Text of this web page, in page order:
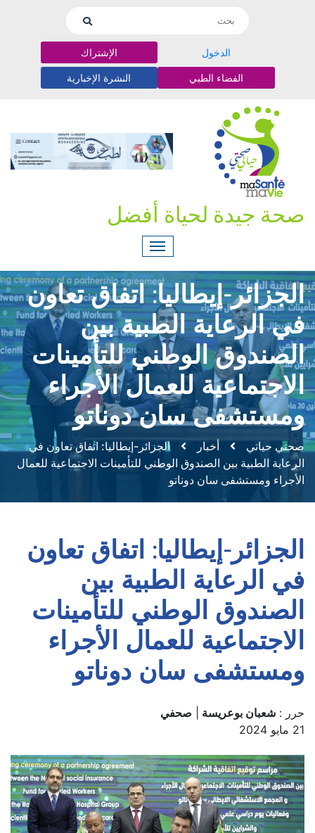
الدخول الإشتراك
الفضاء الطبي النشرة الإخبارية
صحة جيدة لحياة أفضل
الجزائر-إيطاليا: اتفاق تعاون
في الرعاية الطبية بين
الصندوق الوطني للتأمينات
الاجتماعية للعمال الأجراء
ومستشفى سان دوناتو
صحتي حياتي أخبار
الجزائر-إيطاليا: اتفاق تعاون في
الرعاية الطبية بين الصندوق الوطني للتأمينات الاجتماعية للعمال
الأجراء ومستشفى سان دوناتو
الجزائر-إيطاليا: اتفاق تعاون
في الرعاية الطبية بين
الصندوق الوطني للتأمينات
الاجتماعية للعمال الأجراء
ومستشفى سان دوناتو
حرر : شعبان بوعريسة
صحفي
21 مايو 2024